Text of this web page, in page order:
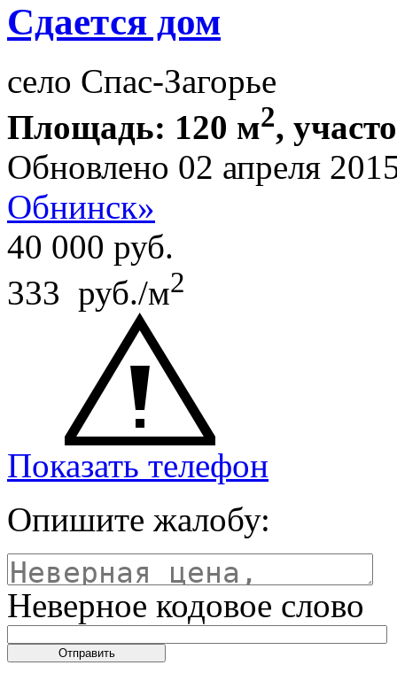
Сдается дом
село Спас-Загорье
Площадь: 120 м2,
Обновлено 02 апреля
Обнинск»
40 000 руб.
333 руб./м2
Показать телефон
Опишите жалобу:
Неверное кодовое слово